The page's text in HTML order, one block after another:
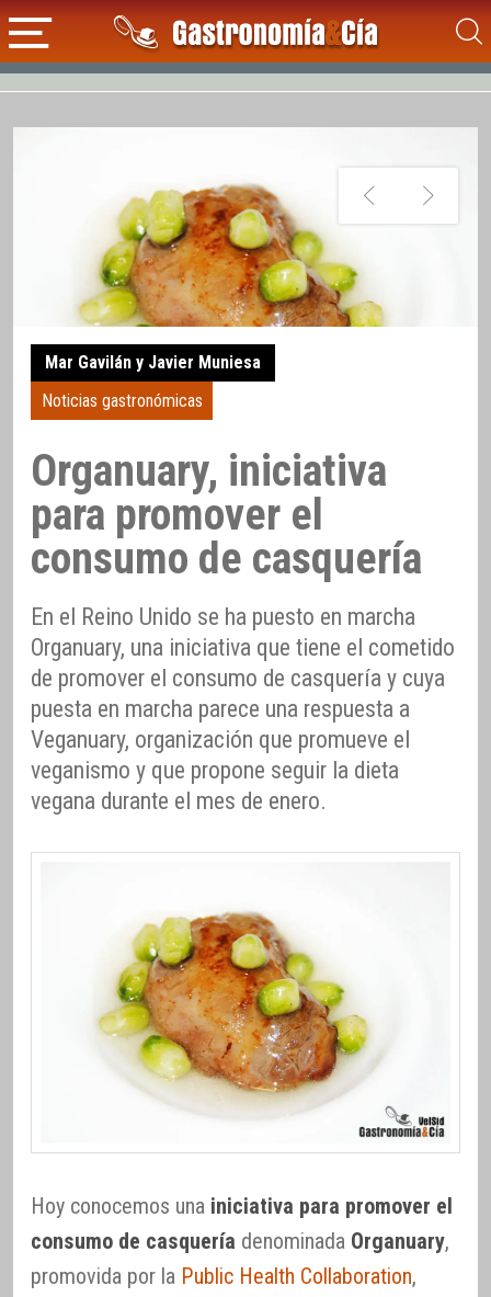
Mar Gavilán y Javier Muniesa
Noticias gastronómicas
Organuary, iniciativa
para promover el
consumo de casquería
En el Reino Unido se ha puesto en marcha
Organuary, una iniciativa que tiene el cometido
de promover el consumo de casquería y cuya
puesta en marcha parece una respuesta a
Veganuary, organización que promueve el
veganismo y que propone seguir la dieta
vegana durante el mes de enero.
Hoy conocemos una iniciativa para promover el
consumo de casquería denominada Organuary,
promovida por la Public Health Collaboration,